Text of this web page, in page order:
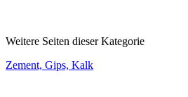
Weitere Seiten dieser Kategorie
Zement, Gips, Kalk